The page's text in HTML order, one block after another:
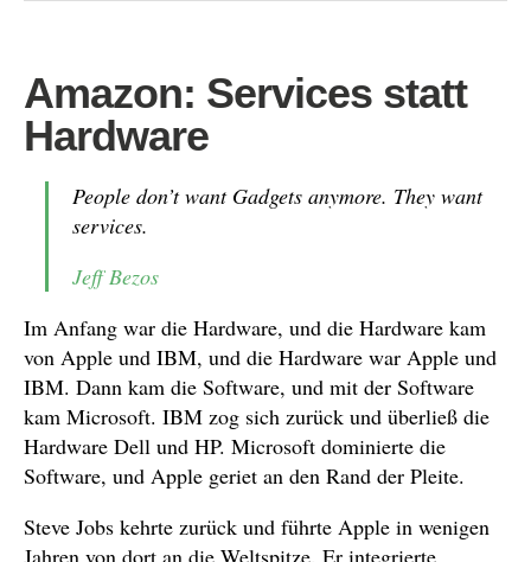
Amazon: Services statt
Hardware
People don’t want Gadgets anymore. They want
services.
Jeff Bezos
Im Anfang war die Hardware, und die Hardware kam
von Apple und IBM, und die Hardware war Apple und
IBM. Dann kam die Software, und mit der Software
kam Microsoft. IBM zog sich zurück und überließ die
Hardware Dell und HP. Microsoft dominierte die
Software, und Apple geriet an den Rand der Pleite.
Steve Jobs kehrte zurück und führte Apple in wenigen
Jahren von dort an die Weltspitze. Er integrierte